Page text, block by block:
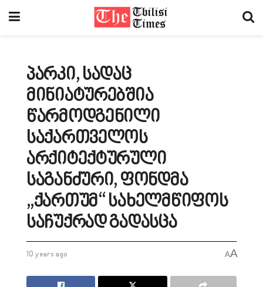
პარკი, სადაც
მინიატურებშია
წარმოდგენილი
საქართველოს
არქიტექტურული
საგანძური, ფონდმა
„ქართუმ“ სახელმწიფოს
საჩუქრად გადასცა
10 years ago AA